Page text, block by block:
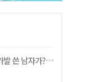
발 쓴 남자가?…